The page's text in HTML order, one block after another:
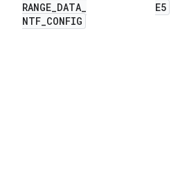
RANGE_DATA_
NTF_CONFIG
E5